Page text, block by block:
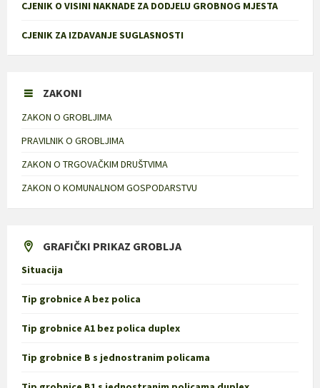
CJENIK O VISINI NAKNADE ZA DODJELU GROBNOG MJESTA
CJENIK ZA IZDAVANJE SUGLASNOSTI
ZAKONI
ZAKON O GROBLJIMA
PRAVILNIK O GROBLJIMA
ZAKON O TRGOVAČKIM DRUŠTVIMA
ZAKON O KOMUNALNOM GOSPODARSTVU
GRAFIČKI PRIKAZ GROBLJA
Situacija
Tip grobnice A bez polica
Tip grobnice A1 bez polica duplex
Tip grobnice B s jednostranim policama